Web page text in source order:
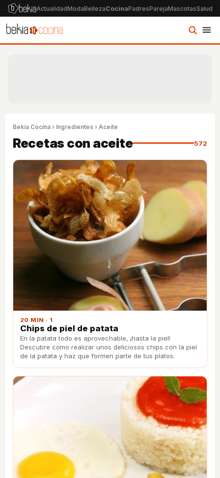
ActualidadModaBellezaCocinaPadresParejaMascotasSalud
Bekia Cocina › Ingredientes › Aceite
Recetas con aceite 572
20 MIN · 1
Chips de piel de patata
En la patata todo es aprovechable, ¡hasta la piel!
Descubre como realizar unos deliciosos chips con la piel
de la patata y haz que formen parte de tus platos.